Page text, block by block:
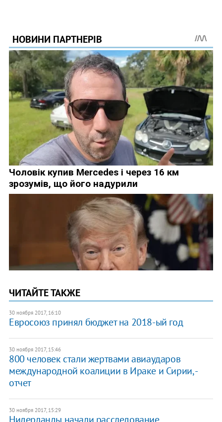
ЧИТАЙТЕ ТАКЖЕ
30 ноября 2017, 16:10
Евросоюз принял бюджет на 2018-ый год
30 ноября 2017, 15:46
800 человек стали жертвами авиаударов
международной коалиции в Ираке и Сирии, -
отчет
30 ноября 2017, 15:29